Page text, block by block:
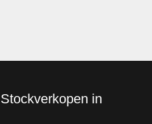
Stockverkopen in